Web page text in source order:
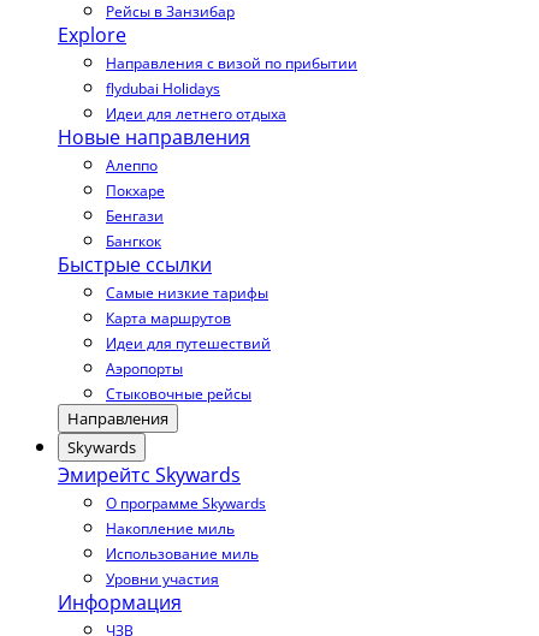
Рейсы в Занзибар
Explore
Направления с визой по прибытии
flydubai Holidays
Идеи для летнего отдыха
Новые направления
Алеппо
Покхаре
Бенгази
Бангкок
Быстрые ссылки
Самые низкие тарифы
Карта маршрутов
Идеи для путешествий
Аэропорты
Стыковочные рейсы
Направления
Skywards
Эмирейтс Skywards
О программе Skywards
Накопление миль
Использование миль
Уровни участия
Информация
ЧЗВ